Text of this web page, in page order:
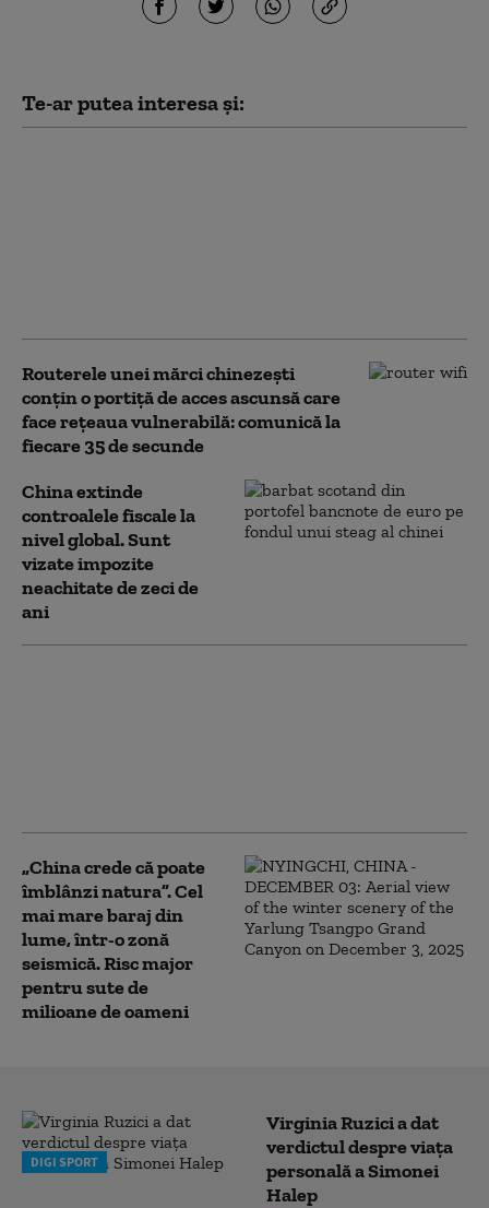
Te-ar putea interesa și:
Routerele unei mărci chinezești
conțin o portiță de acces ascunsă care
face rețeaua vulnerabilă: comunică la
fiecare 35 de secunde
China extinde
controalele fiscale la
nivel global. Sunt
vizate impozite
neachitate de zeci de
ani
„China crede că poate
îmblânzi natura”. Cel
mai mare baraj din
lume, într-o zonă
seismică. Risc major
pentru sute de
milioane de oameni
DIGI SPORT
Virginia Ruzici a dat
verdictul despre viața
personală a Simonei
Halep